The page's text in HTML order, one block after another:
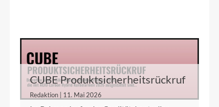
CUBE Produktsicherheitsrückruf
ACID Carbon Hybrid Kurbelarme
Redaktion | 11. Mai 2026